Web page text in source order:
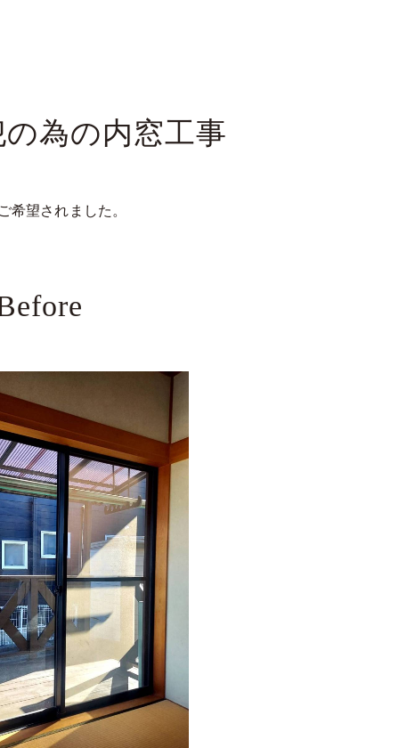
為の内窓工事
望されました。